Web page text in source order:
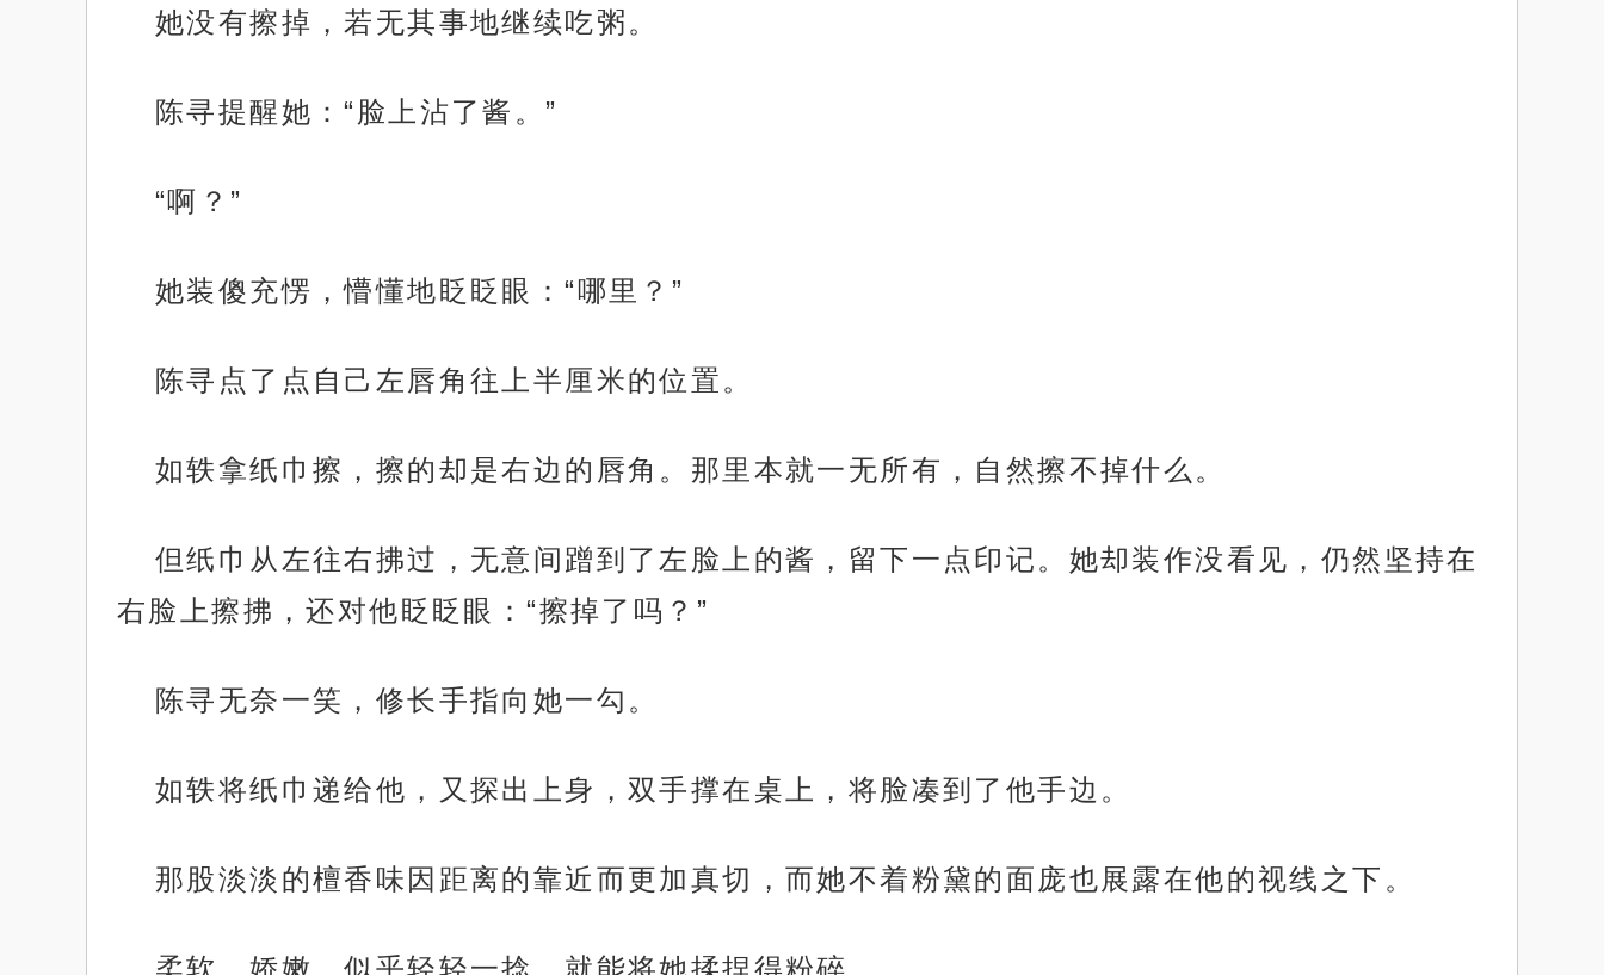
她没有擦掉，若无其事地继续吃粥。
陈寻提醒她：“脸上沾了酱。”
“啊？”
她装傻充愣，懵懂地眨眨眼：“哪里？”
陈寻点了点自己左唇角往上半厘米的位置。
如轶拿纸巾擦，擦的却是右边的唇角。那里本就一无所有，自然擦不掉什么。
但纸巾从左往右拂过，无意间蹭到了左脸上的酱，留下一点印记。她却装作没看见，仍然坚持在
右脸上擦拂，还对他眨眨眼：“擦掉了吗？”
陈寻无奈一笑，修长手指向她一勾。
如轶将纸巾递给他，又探出上身，双手撑在桌上，将脸凑到了他手边。
那股淡淡的檀香味因距离的靠近而更加真切，而她不着粉黛的面庞也展露在他的视线之下。
柔软，娇嫩。似乎轻轻一捻，就能将她揉捏得粉碎。